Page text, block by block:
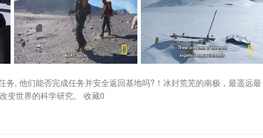
, 他们能否完成任务并安全返回基地吗?！冰封荒芜的南极，最遥远最
变世界的科学研究。 收藏0